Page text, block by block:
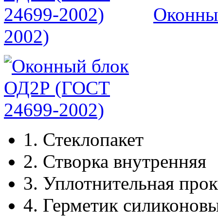
2002)
1. Стеклопакет
2. Створка внутренняя
3. Уплотнительная
4. Герметик